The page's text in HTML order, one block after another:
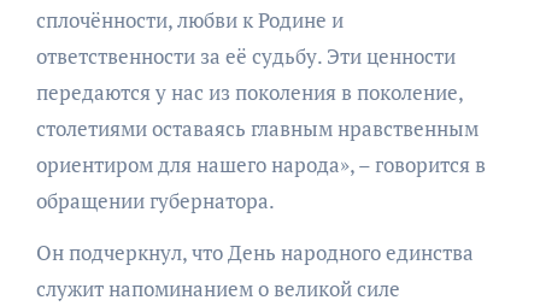
сплочённости, любви к Родине и
ответственности за её судьбу. Эти ценности
передаются у нас из поколения в поколение,
столетиями оставаясь главным нравственным
ориентиром для нашего народа», – говорится в
обращении губернатора.
Он подчеркнул, что День народного единства
служит напоминанием о великой силе